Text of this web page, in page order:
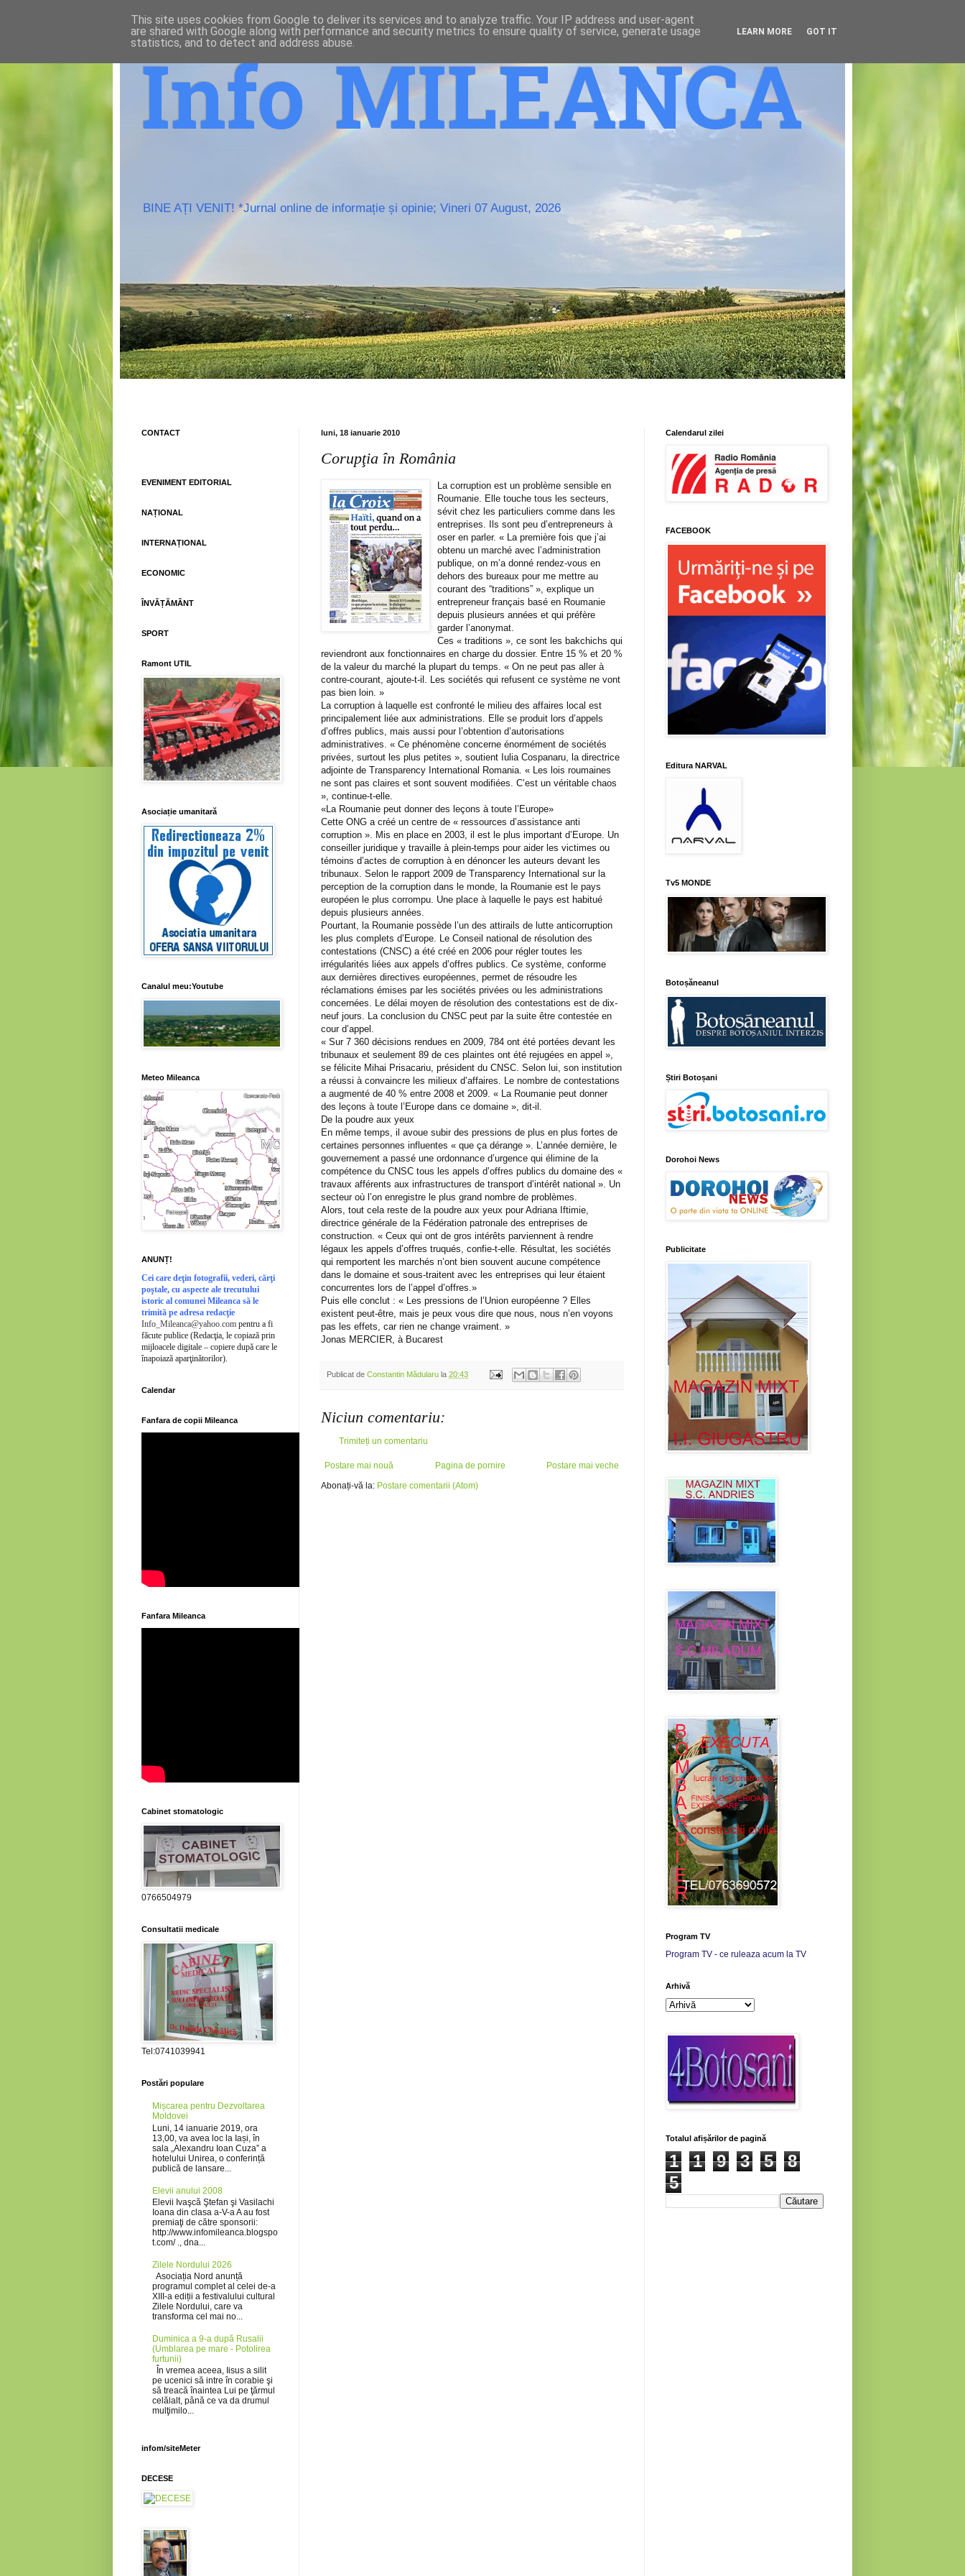
Info MILEANCA
BINE AȚI VENIT! *Jurnal online de informație și opinie; Vineri 07 August, 2026
luni, 18 ianuarie 2010
Corupţia în România
La corruption est un problème sensible en
Roumanie. Elle touche tous les secteurs,
sévit chez les particuliers comme dans les
entreprises. Ils sont peu d’entrepreneurs à
oser en parler. « La première fois que j’ai
obtenu un marché avec l’administration
publique, on m’a donné rendez-vous en
dehors des bureaux pour me mettre au
courant des “traditions” », explique un
entrepreneur français basé en Roumanie
depuis plusieurs années et qui préfère
garder l’anonymat.
Ces « traditions », ce sont les bakchichs qui
reviendront aux fonctionnaires en charge du dossier. Entre 15 % et 20 %
de la valeur du marché la plupart du temps. « On ne peut pas aller à
contre-courant, ajoute-t-il. Les sociétés qui refusent ce système ne vont
pas bien loin. »
La corruption à laquelle est confronté le milieu des affaires local est
principalement liée aux administrations. Elle se produit lors d’appels
d’offres publics, mais aussi pour l’obtention d’autorisations
administratives. « Ce phénomène concerne énormément de sociétés
privées, surtout les plus petites », soutient Iulia Cospanaru, la directrice
adjointe de Transparency International Romania. « Les lois roumaines
ne sont pas claires et sont souvent modifiées. C’est un véritable chaos
», continue-t-elle.
«La Roumanie peut donner des leçons à toute l’Europe»
Cette ONG a créé un centre de « ressources d’assistance anti
corruption ». Mis en place en 2003, il est le plus important d’Europe. Un
conseiller juridique y travaille à plein-temps pour aider les victimes ou
témoins d’actes de corruption à en dénoncer les auteurs devant les
tribunaux. Selon le rapport 2009 de Transparency International sur la
perception de la corruption dans le monde, la Roumanie est le pays
européen le plus corrompu. Une place à laquelle le pays est habitué
depuis plusieurs années.
Pourtant, la Roumanie possède l’un des attirails de lutte anticorruption
les plus complets d’Europe. Le Conseil national de résolution des
contestations (CNSC) a été créé en 2006 pour régler toutes les
irrégularités liées aux appels d’offres publics. Ce système, conforme
aux dernières directives européennes, permet de résoudre les
réclamations émises par les sociétés privées ou les administrations
concernées. Le délai moyen de résolution des contestations est de dix-
neuf jours. La conclusion du CNSC peut par la suite être contestée en
cour d’appel.
« Sur 7 360 décisions rendues en 2009, 784 ont été portées devant les
tribunaux et seulement 89 de ces plaintes ont été rejugées en appel »,
se félicite Mihai Prisacariu, président du CNSC. Selon lui, son institution
a réussi à convaincre les milieux d’affaires. Le nombre de contestations
a augmenté de 40 % entre 2008 et 2009. « La Roumanie peut donner
des leçons à toute l’Europe dans ce domaine », dit-il.
De la poudre aux yeux
En même temps, il avoue subir des pressions de plus en plus fortes de
certaines personnes influentes « que ça dérange ». L’année dernière, le
gouvernement a passé une ordonnance d’urgence qui élimine de la
compétence du CNSC tous les appels d’offres publics du domaine des «
travaux afférents aux infrastructures de transport d’intérêt national ». Un
secteur où l’on enregistre le plus grand nombre de problèmes.
Alors, tout cela reste de la poudre aux yeux pour Adriana Iftimie,
directrice générale de la Fédération patronale des entreprises de
construction. « Ceux qui ont de gros intérêts parviennent à rendre
légaux les appels d’offres truqués, confie-t-elle. Résultat, les sociétés
qui remportent les marchés n’ont bien souvent aucune compétence
dans le domaine et sous-traitent avec les entreprises qui leur étaient
concurrentes lors de l’appel d’offres.»
Puis elle conclut : « Les pressions de l’Union européenne ? Elles
existent peut-être, mais je peux vous dire que nous, nous n’en voyons
pas les effets, car rien ne change vraiment. »
Jonas MERCIER, à Bucarest
Publicat de Constantin Mădularu la 20:43
Niciun comentariu:
Trimiteți un comentariu
Postare mai nouă Postare mai veche
Pagina de pornire
Abonați-vă la: Postare comentarii (Atom)
CONTACT
EVENIMENT EDITORIAL
NAȚIONAL
INTERNAȚIONAL
ECONOMIC
ÎNVĂȚĂMÂNT
SPORT
Ramont UTIL
Asociație umanitară
Canalul meu:Youtube
Meteo Mileanca
ANUNȚ!
Cei care deţin fotografii, vederi, cărţi
poştale, cu aspecte ale trecutului
istoric al comunei Mileanca să le
trimită pe adresa redacţie
Info_Mileanca@yahoo.com pentru a fi
făcute publice (Redacţia, le copiază prin
mijloacele digitale – copiere după care le
înapoiază aparţinătorilor).
Calendar
Fanfara de copii Mileanca
Fanfara Mileanca
Cabinet stomatologic
0766504979
Consultatii medicale
Tel:0741039941
Postări populare
Mișcarea pentru Dezvoltarea
Moldovei
Luni, 14 ianuarie 2019, ora
13,00, va avea loc la Iași, în
sala „Alexandru Ioan Cuza” a
hotelului Unirea, o conferință
publică de lansare...
Elevii anului 2008
Elevii Ivaşcă Ştefan şi Vasilachi
Ioana din clasa a-V-a A au fost
premiaţi de către sponsorii:
http://www.infomileanca.blogspo
t.com/ ., dna...
Zilele Nordului 2026
Asociația Nord anunță
programul complet al celei de-a
XIII-a ediții a festivalului cultural
Zilele Nordului, care va
transforma cel mai no...
Duminica a 9-a după Rusalii
(Umblarea pe mare - Potolirea
furtunii)
În vremea aceea, Iisus a silit
pe ucenici să intre în corabie şi
să treacă înaintea Lui pe ţărmul
celălalt, până ce va da drumul
mulţimilo...
infom/siteMeter
DECESE
Calendarul zilei
FACEBOOK
Editura NARVAL
Tv5 MONDE
Botoșăneanul
Știri Botoșani
Dorohoi News
Publicitate
Program TV
Program TV - ce ruleaza acum la TV
Arhivă
Totalul afișărilor de pagină
1 1 9 3 5
8
5
This site uses cookies from Google to deliver its services and to analyze traffic. Your IP address and user-agent
are shared with Google along with performance and security metrics to ensure quality of service, generate usage
statistics, and to detect and address abuse.
LEARN MORE GOT IT